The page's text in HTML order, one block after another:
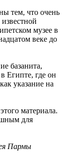
тем, что очень
музее в
веке до
базанита,
Египте, где он
указание на
материала.
для
Пармы